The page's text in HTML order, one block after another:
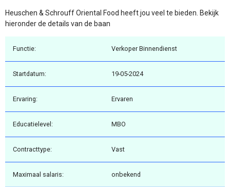
Heuschen & Schrouff Oriental Food heeft jou veel te bieden. Bekijk
hieronder de details van de baan
Functie: Verkoper Binnendienst
Startdatum: 19-05-2024
Ervaring: Ervaren
Educatielevel: MBO
Contracttype: Vast
Maximaal salaris: onbekend